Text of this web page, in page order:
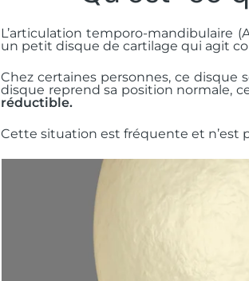
L’articulation temporo-mandibulaire
un petit disque de cartilage qui agit
Chez certaines personnes, ce disque
disque reprend sa position normale,
réductible.
Cette situation est fréquente et n’est